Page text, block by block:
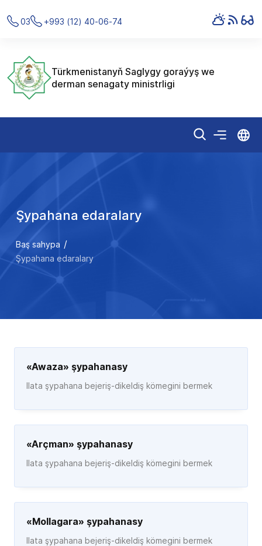
03 +993 (12) 40-06-74
Türkmenistanyň Saglygy goraýyş we
derman senagaty ministrligi
Şypahana edaralary
Baş sahypa
Şypahana edaralary
«Awaza» şypahanasy
Ilata şypahana bejeriş-dikeldiş kömegini bermek
«Arçman» şypahanasy
Ilata şypahana bejeriş-dikeldiş kömegini bermek
«Mollagara» şypahanasy
Ilata şypahana bejeriş-dikeldiş kömegini bermek